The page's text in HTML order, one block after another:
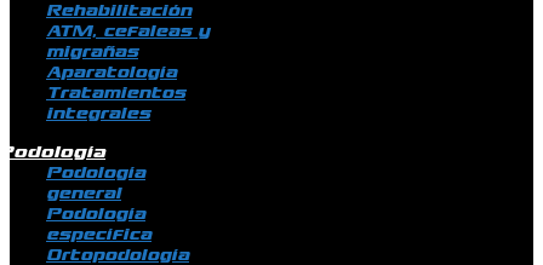
Rehabilitación
ATM, cefaleas y
migrañas
Aparatología
Tratamientos
integrales
Podología
general
Podología
específica
Ortopodología